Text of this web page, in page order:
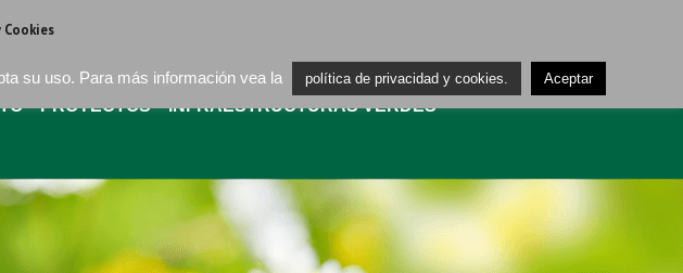
PROYECTOS INFRAESTRUCTURAS VERDES
su uso. Para más información vea la política de privacidad y cookies. Aceptar